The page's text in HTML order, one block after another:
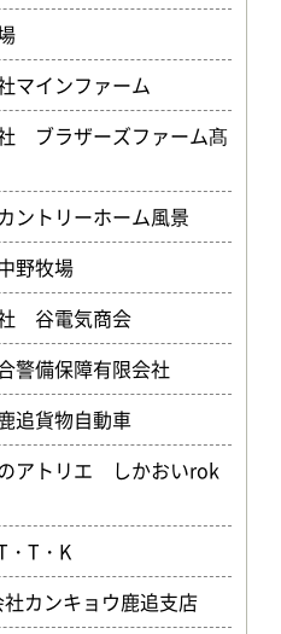
マインファーム
ブラザーズファーム髙
ントリーホーム風景
野牧場
谷電気商会
警備保障有限会社
追貨物自動車
アトリエ しかおいrok
・T・K
カンキョウ鹿追支店